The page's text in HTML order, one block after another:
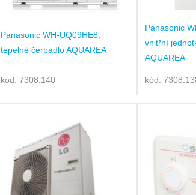
Panasonic WH-UQ09HE8,
tepelné čerpadlo AQUAREA
kód: 7308.140
Panasonic
vnitřní
AQUAREA
kód: